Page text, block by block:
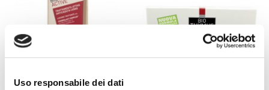
Uso responsabile dei dati